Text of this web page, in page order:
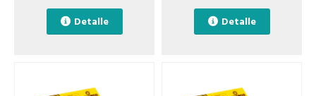
Detalle Detalle